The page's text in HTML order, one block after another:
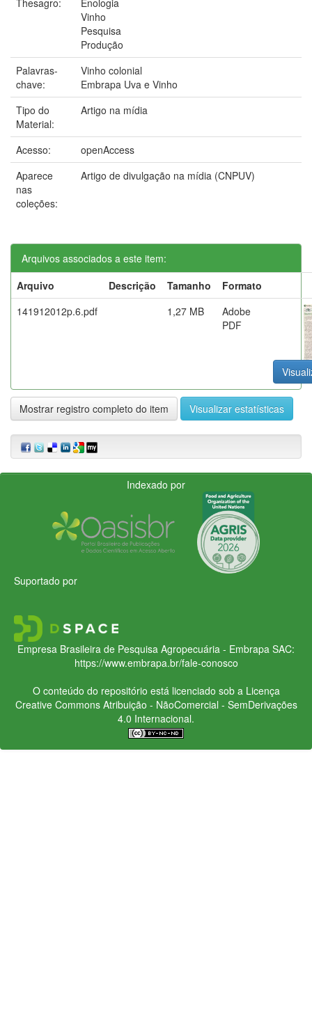
Vinho
Pesquisa
Produção
Palavras-
chave:
Vinho colonial
Embrapa Uva e Vinho
Tipo do
Material:
Artigo na mídia
Acesso:
openAccess
Aparece
nas
coleções:
Artigo de divulgação na mídia (CNPUV)
Arquivos associados a este item:
Arquivo
Descrição Tamanho
Formato
141912012p.6.pdf
1,27 MB
Adobe
PDF
Mostrar registro completo do item Visualizar estatísticas
Indexado por
Suportado por
Empresa Brasileira de Pesquisa Agropecuária - Embrapa SAC:
https://www.embrapa.br/fale-conosco
O conteúdo do repositório está licenciado sob a Licença
Creative CommonsAtribuição - NãoComercial - SemDerivações
4.0 Internacional.